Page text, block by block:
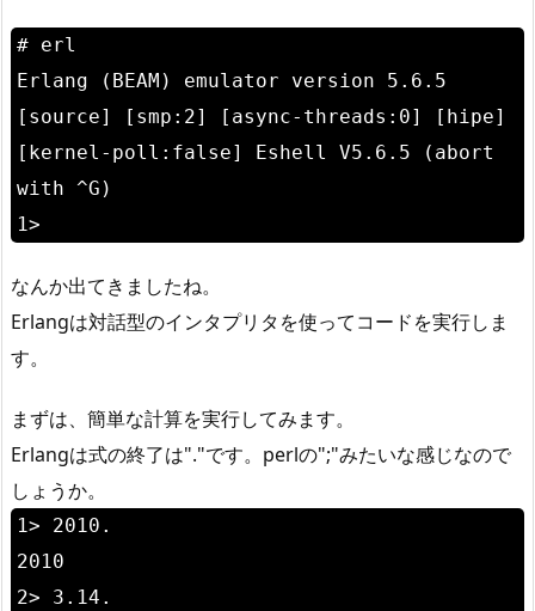
# erl
Erlang (BEAM) emulator version 5.6.5
[source] [smp:2] [async-threads:0] [hipe]
[kernel-poll:false] Eshell V5.6.5 (abort
with ^G)
1>
なんか出てきましたね。
Erlangは対話型のインタプリタを使ってコードを実行しま
す。
まずは、簡単な計算を実行してみます。
Erlangは式の終了は"."です。perlの";"みたいな感じなので
しょうか。
1> 2010.
2010
2> 3.14.